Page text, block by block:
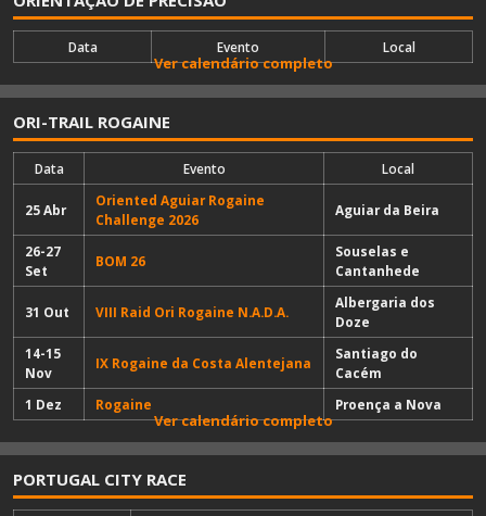
Data Evento Local
Ver calendário completo
ORI-TRAIL ROGAINE
Data Evento Local
25 Abr
Oriented Aguiar Rogaine
Challenge 2026
Aguiar da Beira
26-27
Set
BOM 26
Souselas e
Cantanhede
31 Out VIII Raid Ori Rogaine N.A.D.A.
Albergaria dos
Doze
14-15
Nov
IX Rogaine da Costa Alentejana
Santiago do
Cacém
1 Dez
Rogaine Proença a Nova
Ver calendário completo
PORTUGAL CITY RACE